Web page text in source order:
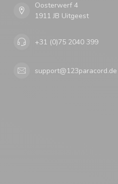
Oosterwerf 4
1911 JB Uitgeest
+31 (0)75 2040 399
support@123paracord.de